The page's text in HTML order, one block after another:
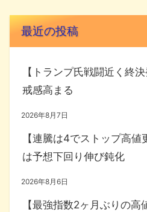
最近の投稿
【トランプ氏戦闘近く終
戒感高まる
2026年8月7日
【連騰は4でストップ高
は予想下回り伸び鈍化
2026年8月6日
【最強指数2ヶ月ぶりの